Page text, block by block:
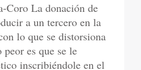
La donación de
a un tercero en la
lo que se distorsiona
es que se le
inscribiéndole en el